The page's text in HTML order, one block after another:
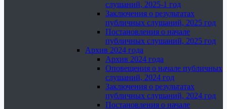
слушаний, 2025-1 год
Заключения о результатах
публичных слушаний, 2025 год
Постановления о начале
публичных слушаний, 2025 год
Архив 2024 года
Архив 2024 года
Оповещения о начале публичных
слушаний, 2024 год
Заключения о результатах
публичных слушаний, 2024 год
Постановления о начале